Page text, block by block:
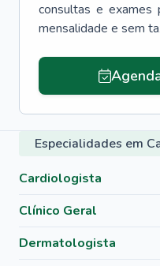
consultas e exames
mensalidade e sem
Especialidades em
Cardiologista
Clínico Geral
Dermatologista